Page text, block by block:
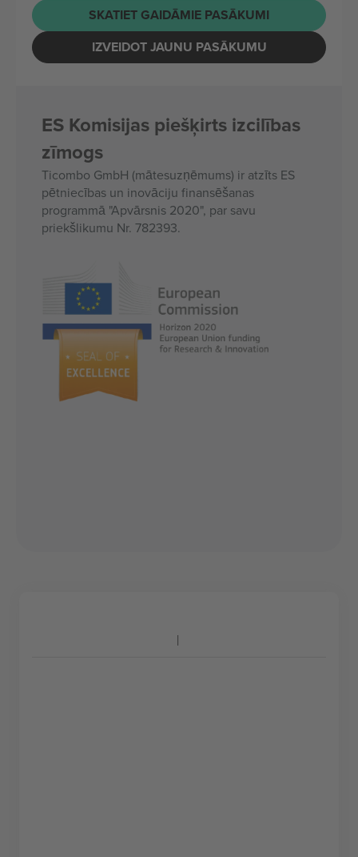
SKATIET GAIDĀMIE PASĀKUMI
IZVEIDOT JAUNU PASĀKUMU
ES Komisijas piešķirts izcilības
zīmogs
Ticombo GmbH (mātesuzņēmums) ir atzīts ES
pētniecības un inovāciju finansēšanas
programmā "Apvārsnis 2020", par savu
priekšlikumu Nr. 782393.